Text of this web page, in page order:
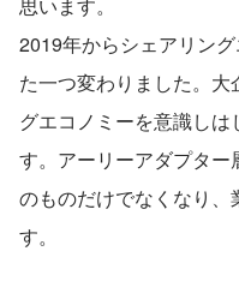
2019年からシェアリン
た一つ変わりました。
グエコノミーを意識しは
す。アーリーアダプタ
のものだけでなくなり
す。